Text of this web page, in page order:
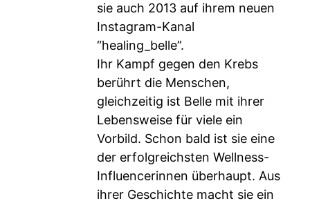
sie auch 2013 auf ihrem neuen
Instagram-Kanal
“healing_belle”.
Ihr Kampf gegen den Krebs
berührt die Menschen,
gleichzeitig ist Belle mit ihrer
Lebensweise für viele ein
Vorbild. Schon bald ist sie eine
der erfolgreichsten Wellness-
Influencerinnen überhaupt. Aus
ihrer Geschichte macht sie ein